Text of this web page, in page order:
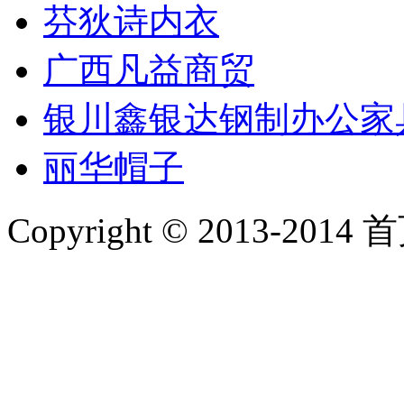
芬狄诗内衣
广西凡益商贸
银川鑫银达钢制办公家
丽华帽子
Copyright © 2013-2014